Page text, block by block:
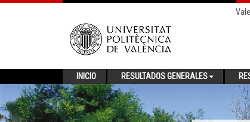
INICIO RESULTADOS GENERALES